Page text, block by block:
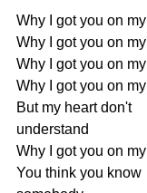
Why got you on my
Why
got you on my
Why
got you on my
Why
got you on my
But my heart don't
understand
Why
got you on my
You think you know